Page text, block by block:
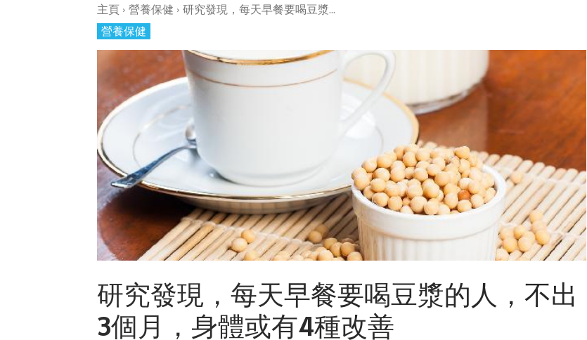
主頁 營養保健
研究發現，每天早餐要喝豆漿...
營養保健
研究發現，每天早餐要喝豆漿的人，不出
3個月，身體或有4種改善